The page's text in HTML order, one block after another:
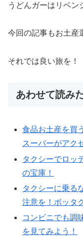
うどんガーはリベン
今回の記事もお土産
それでは良い旅を！
あわせて読み
食品お土産を買
スーパーがアク
タクシーでロッ
の宝庫！
タクシーに乗る
注意を！ボッタ
コンビニでも調
を見てみよう！